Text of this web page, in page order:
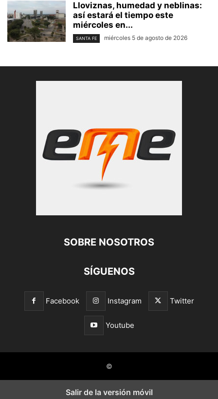
Lloviznas, humedad y neblinas:
así estará el tiempo este
miércoles en...
SANTA FE miércoles 5 de agosto de 2026
SOBRE NOSOTROS
SÍGUENOS
Facebook Instagram Twitter
Youtube
©
Salir de la versión móvil